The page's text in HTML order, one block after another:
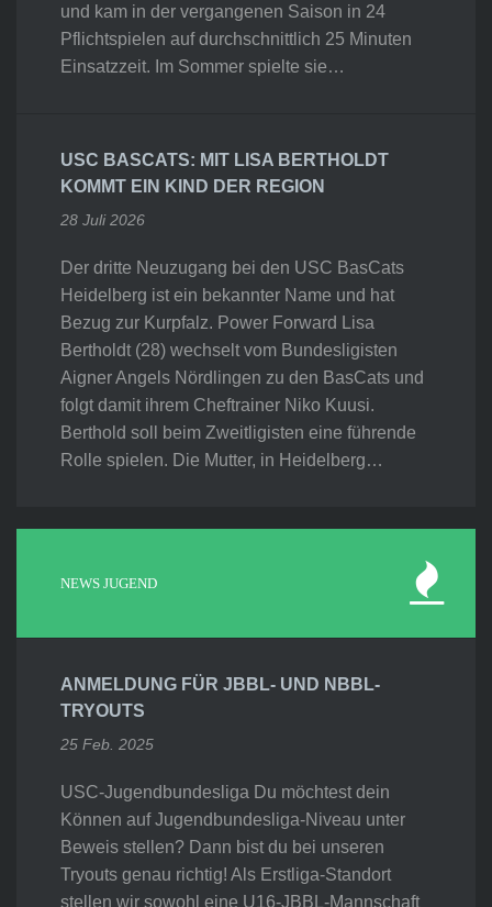
und kam in der vergangenen Saison in 24
Pflichtspielen auf durchschnittlich 25 Minuten
Einsatzzeit. Im Sommer spielte sie…
USC BASCATS: MIT LISA BERTHOLDT
KOMMT EIN KIND DER REGION
28 Juli 2026
Der dritte Neuzugang bei den USC BasCats
Heidelberg ist ein bekannter Name und hat
Bezug zur Kurpfalz. Power Forward Lisa
Bertholdt (28) wechselt vom Bundesligisten
Aigner Angels Nördlingen zu den BasCats und
folgt damit ihrem Cheftrainer Niko Kuusi.
Berthold soll beim Zweitligisten eine führende
Rolle spielen. Die Mutter, in Heidelberg…
NEWS JUGEND
ANMELDUNG FÜR JBBL- UND NBBL-
TRYOUTS
25 Feb. 2025
USC-Jugendbundesliga Du möchtest dein
Können auf Jugendbundesliga-Niveau unter
Beweis stellen? Dann bist du bei unseren
Tryouts genau richtig! Als Erstliga-Standort
stellen wir sowohl eine U16-JBBL-Mannschaft